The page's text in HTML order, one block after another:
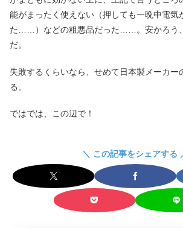
能がまったく使えない（押しても一晩中電気
た……）などの粗悪品だった……。安かろう
だ。
失敗するくらいなら、せめて日本製メーカー
る。
ではでは、この辺で！
＼ この記事をシェアする